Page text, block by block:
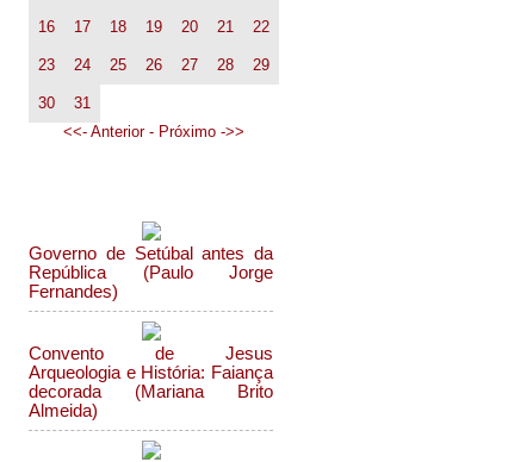
16 17 18 19 20 21 22
23 24 25 26 27 28 29
30
31
<<- Anterior - Próximo ->>
Governo de Setúbal antes da
República (Paulo Jorge
Fernandes)
Convento de Jesus
Arqueologia e História: Faiança
decorada (Mariana Brito
Almeida)